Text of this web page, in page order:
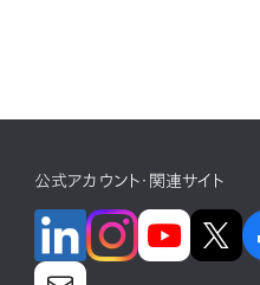
公式アカウント・関連サイト